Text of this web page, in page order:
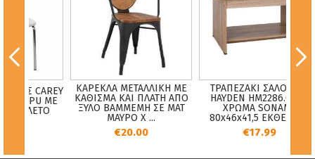
CAREY
PU ΜΕ
ΚΑΡΕΚΛΑ ΜΕΤΑΛΛΙΚΗ ΜΕ
ΚΑΘΙΣΜΑ ΚΑΙ ΠΛΑΤΗ ΑΠΟ
ΞΥΛΟ ΒΑΜΜΕΜΗ ΣΕ ΜΑΤ
ΜΑΥΡΟ Χ ...
€20.00
ΤΡΑΠΕΖΑΚΙ ΣΑΛΟΝΙΟΥ
HAYDEN HM2286.02 ΣΕ
ΧΡΩΜΑ SONAMA
80x46x41,5 ΕΚΘΕΣΙΑ ...
€17.99